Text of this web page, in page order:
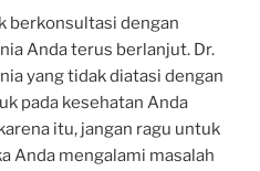
berkonsultasi dengan
Anda terus berlanjut. Dr.
yang tidak diatasi dengan
pada kesehatan Anda
itu, jangan ragu untuk
Anda mengalami masalah